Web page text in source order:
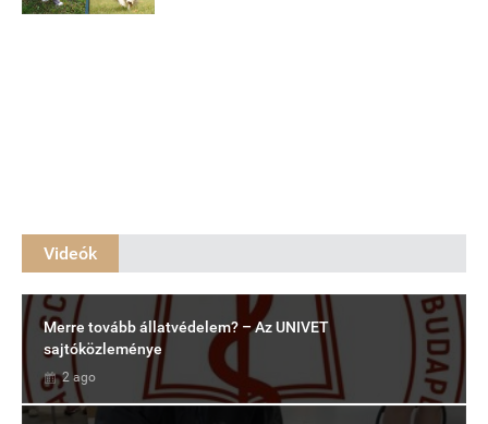
Videók
Merre tovább állatvédelem? – Az UNIVET
sajtóközleménye
2 ago